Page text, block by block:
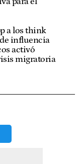
a los think
influencia
activó
migratoria